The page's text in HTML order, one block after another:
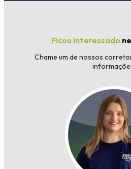
Ficou interessado
Chame um de nossos